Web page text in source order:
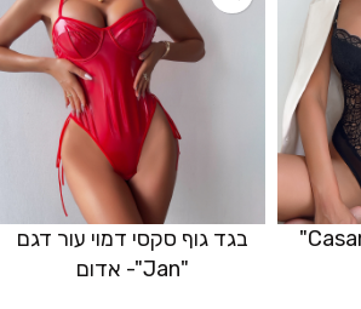
בגד גוף סקסי דמוי עור דגם
"Jan"- אדום